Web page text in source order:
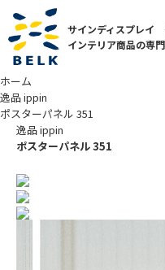
サインディスプレイ
インテリア商品の専
ホーム
逸品 ippin
ポスターパネル 351
逸品 ippin
ポスターパネル 351